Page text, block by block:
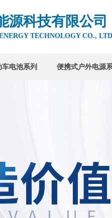
源科技有限公司
TECHNOLOGY CO., LTD
电池系列 便携式户外电源